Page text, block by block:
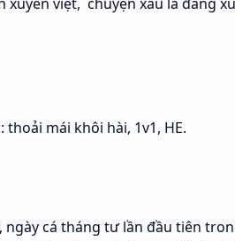
mái khôi hài, 1v1, HE.
cá tháng tư lần đầu tiên